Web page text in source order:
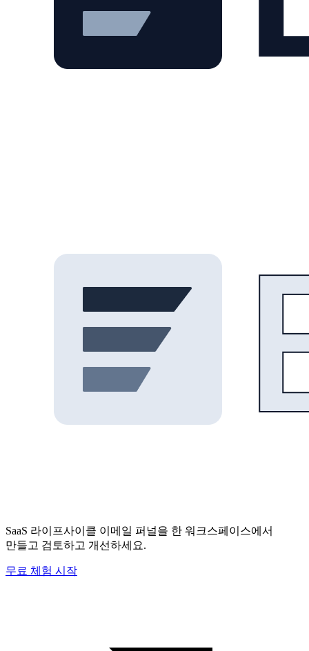
SaaS 라이프사이클 이메일 퍼널을 한 워크스페이스에서
만들고 검토하고 개선하세요.
무료 체험 시작